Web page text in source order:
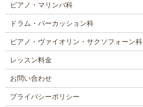
ピアノ・マリンバ科
ドラム・パーカッション科
ピアノ・ヴァイオリン・サクソフォーン科
レッスン料金
お問い合わせ
プライバシーポリシー